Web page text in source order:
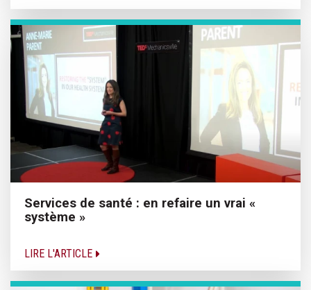
Services de santé : en refaire un vrai «
système »
LIRE L'ARTICLE